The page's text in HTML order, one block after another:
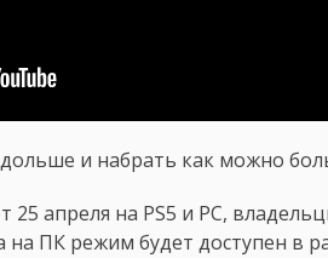
и набрать как можно
25 апреля на PS5 и PC,
на ПК режим будет доступен в